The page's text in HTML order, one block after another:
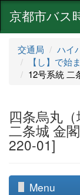
京都市バス
交通局 ハイ
【し】で始
12号系統 二
四条烏丸
二条城 金
220-01]
Menu